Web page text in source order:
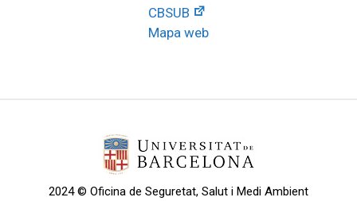
CBSUB
Mapa web
2024 © Oficina de Seguretat, Salut i Medi Ambient